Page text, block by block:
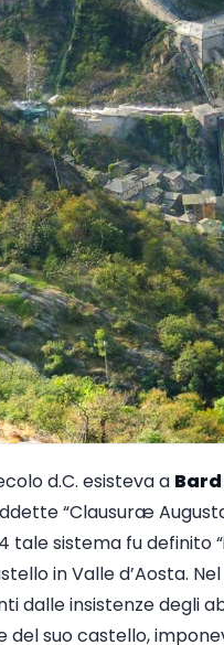
d.C. esisteva a Bard
“Clausuræ
tale sistema fu
in Valle d’Aosta.
dalle insistenze degli
del suo castello,